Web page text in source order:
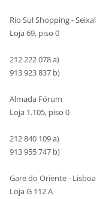
Rio Sul Shopping - Seixal
Loja 69, piso 0
212 222 078 a)
913 923 837 b)
Almada Fórum
Loja 1.105, piso 0
212 840 109 a)
913 955 747 b)
Gare do Oriente - Lisboa
Loja G 112 A